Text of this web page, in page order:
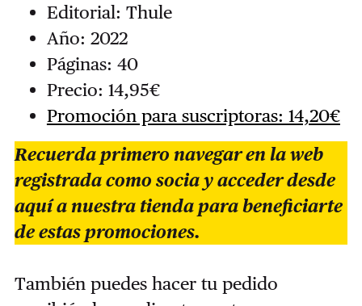
Editorial: Thule
Año: 2022
Páginas: 40
Precio: 14,95€
Promoción para suscriptoras: 14,20€
Recuerda primero navegar en la web
registrada como socia y acceder desde
aquí a nuestra tienda para beneficiarte
de estas promociones.
También puedes hacer tu pedido